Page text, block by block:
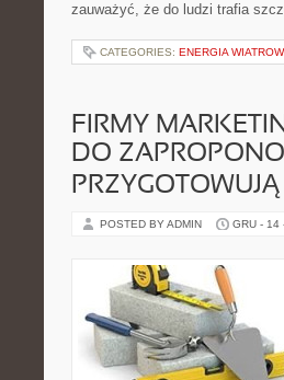
zauważyć, że do ludzi trafia
CATEGORIES: ENERGIA
FIRMY
DO
PRZYGOTOWUJĄ
POSTED BY ADMIN GRU - 14